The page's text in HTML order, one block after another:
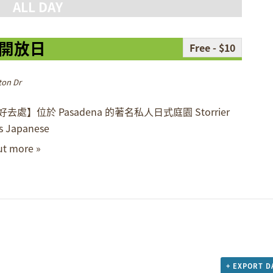
ALL DAY
Free - $10
放日
Dr
去處】位於 Pasadena 的著名私人日式庭園 Storrier
Japanese
more »
+ EXPORT